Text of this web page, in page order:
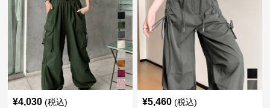
¥4,030 (税込) ¥5,460 (税込)